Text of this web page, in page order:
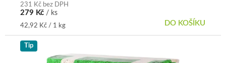
231 Kč bez DPH
279 Kč / ks
Měrná
cena:
42,92 Kč / 1 kg DO KOŠÍKU
Tip